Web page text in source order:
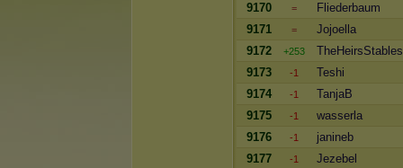
9170
=
Fliederbaum
9171
=
Jojoella
9172
+253
TheHeirsStables
9173
-1
Teshi
9174
-1
TanjaB
9175
-1
wasserla
9176
-1
janineb
9177
-1
Jezebel